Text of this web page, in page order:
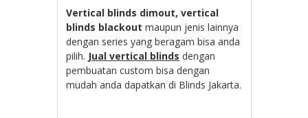
Vertical blinds dimout, vertical
blinds blackout maupun jenis lainnya
dengan series yang beragam bisa anda
pilih. Jual vertical blinds dengan
pembuatan custom bisa dengan
mudah anda dapatkan di Blinds Jakarta.